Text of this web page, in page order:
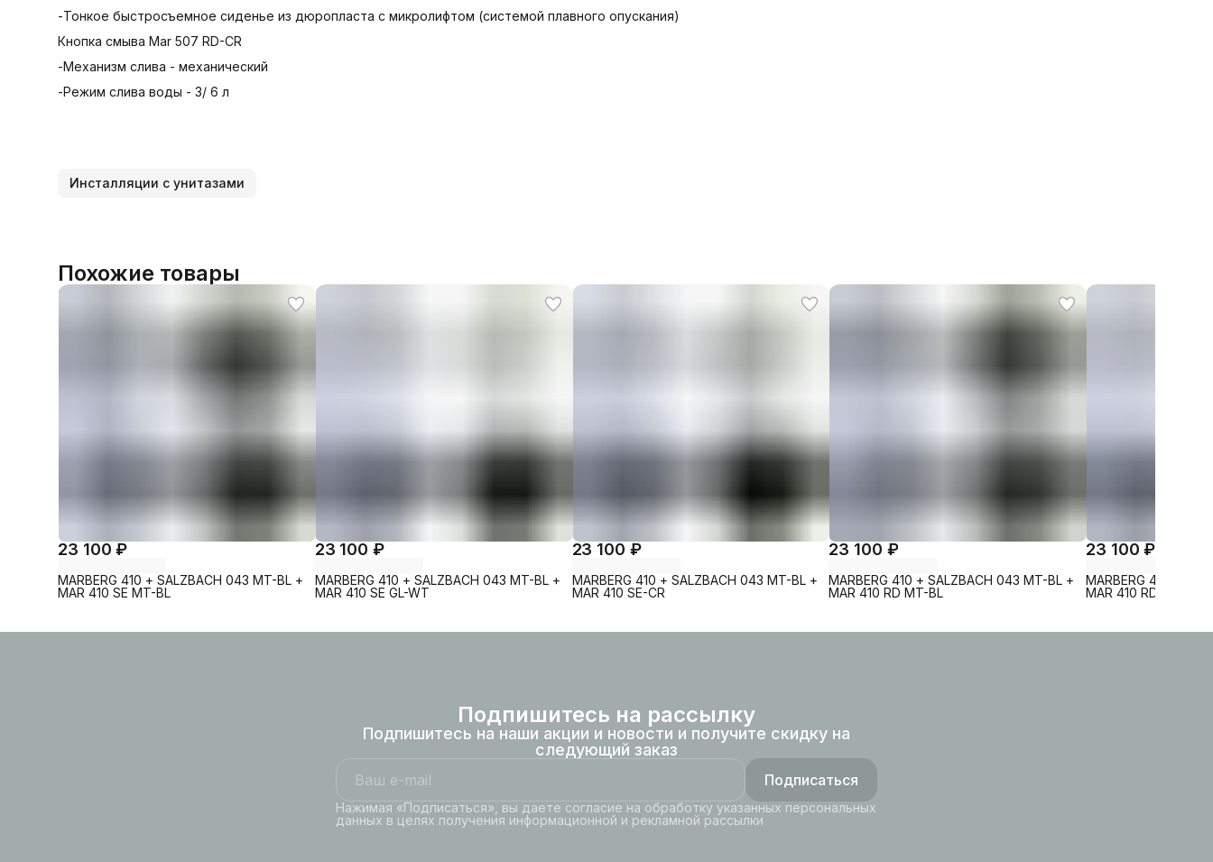
-Тонкое быстросъемное сиденье из дюропласта с микролифтом (системой плавного опускания)
Кнопка смыва Mar 507 RD-CR
-Механизм слива - механический
-Режим слива воды - 3/ 6 л
Инсталляции с унитазами
Похожие товары
23 100 ₽
MARBERG 410 + SALZBACH 043 MT-BL +
MAR 410 SE MT-BL
23 100 ₽
MARBERG 410 + SALZBACH 043 MT-BL +
MAR 410 SE GL-WT
23 100 ₽
MARBERG 410 + SALZBACH 043 MT-BL +
MAR 410 SE-CR
23 100 ₽
MARBERG 410 + SALZBACH 043 MT-BL +
MAR 410 RD MT-BL
23 100 ₽
MARBERG 410 +
MAR 410 RD GL-WT
Подпишитесь на рассылку
Подпишитесь на наши акции и новости и получите скидку на
следующий заказ
Подписаться
Нажимая «Подписаться», вы даете согласие на обработку указанных персональных
данных в целях получения информационной и рекламной рассылки